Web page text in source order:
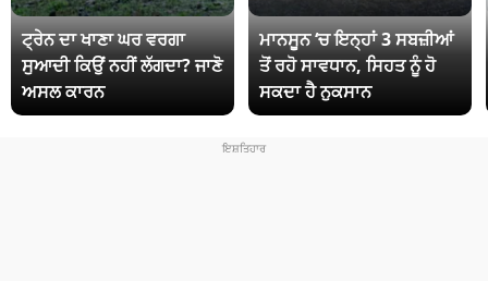
ਟ੍ਰੇਨ ਦਾ ਖਾਣਾ ਘਰ ਵਰਗਾ
ਸੁਆਦੀ ਕਿਉਂ ਨਹੀਂ ਲੱਗਦਾ? ਜਾਣੋ
ਅਸਲ ਕਾਰਨ
ਮਾਨਸੂਨ ‘ਚ ਇਨ੍ਹਾਂ 3 ਸਬਜ਼ੀਆਂ
ਤੋਂ ਰਹੋ ਸਾਵਧਾਨ, ਸਿਹਤ ਨੂੰ ਹੋ
ਸਕਦਾ ਹੈ ਨੁਕਸਾਨ